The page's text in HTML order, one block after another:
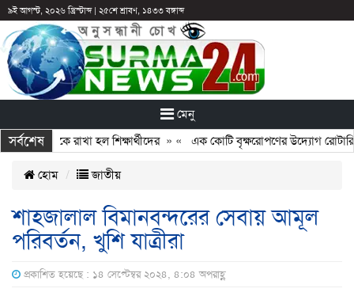
৯ই আগস্ট, ২০২৬ খ্রিস্টাব্দ| ২৫শে শ্রাবণ, ১৪৩৩ বঙ্গাব্দ
মেনু
সর্বশেষ
আটকে রাখা হল শিক্ষার্থীদের» «এক কোটি বৃক্ষরোপণের উদ্যোগ রোটারি
হোম জাতীয়
শাহজালাল বিমানবন্দরের সেবায় আমূল
পরিবর্তন, খুশি যাত্রীরা
প্রকাশিত হয়েছে : ১৪ সেপ্টেম্বর ২০২৪, ৪:০৪ অপরাহ্ণ